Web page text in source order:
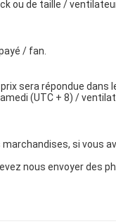
ou de taille /
/ fan.
sera répondue dans
(UTC + 8) /
si vous
nous envoyer des